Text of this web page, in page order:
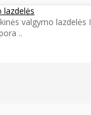
lazdelės
valgymo lazdelės
..